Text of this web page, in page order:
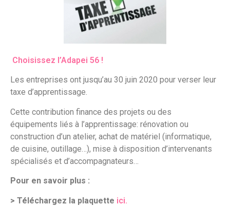
Choisissez l’Adapei 56 !
Les entreprises ont jusqu’au 30 juin 2020 pour verser leur
taxe d’apprentissage.
Cette contribution finance des projets ou des
équipements liés à l’apprentissage: rénovation ou
construction d’un atelier, achat de matériel (informatique,
de cuisine, outillage…), mise à disposition d’intervenants
spécialisés et d’accompagnateurs…
Pour en savoir plus :
> Téléchargez la plaquette ici.